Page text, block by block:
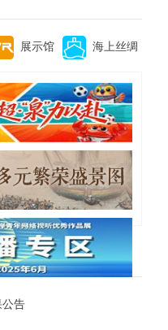
展示馆 海上丝绸
公告